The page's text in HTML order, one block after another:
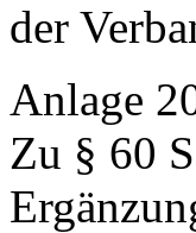
der
Anlage
Zu § 60